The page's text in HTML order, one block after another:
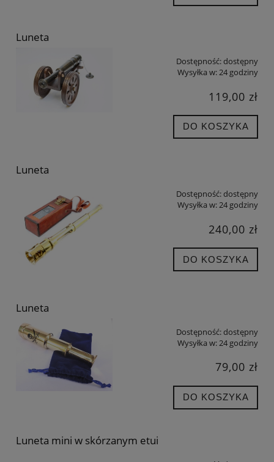
Luneta
Dostępność:dostępny
Wysyłka w:24 godziny
119,00 zł
DO KOSZYKA
Luneta
Dostępność:dostępny
Wysyłka w:24 godziny
240,00 zł
DO KOSZYKA
Luneta
Dostępność:dostępny
Wysyłka w:24 godziny
79,00 zł
DO KOSZYKA
Luneta mini w skórzanym etui